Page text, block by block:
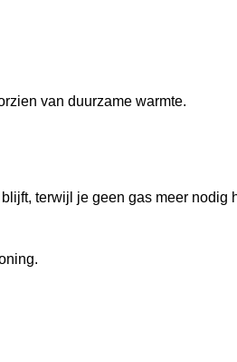
van duurzame warmte.
terwijl je geen gas meer nodig